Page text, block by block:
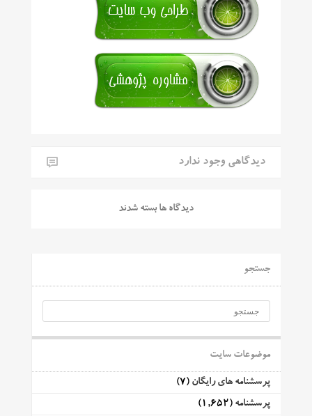
دیدگاهی وجود ندارد
دیدگاه ها بسته شدند
جستجو
موضوعات سایت
پرسشنامه های رایگان (7)
پرسشنامه (1,652)